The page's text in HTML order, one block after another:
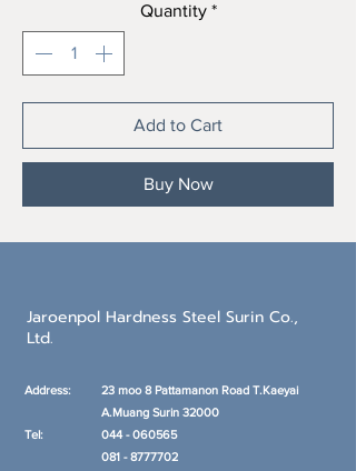
Quantity *
Add to Cart
Buy Now
Jaroenpol Hardness Steel Surin Co.,
Ltd.
Address:
Tel:
23 moo 8 Pattamanon Road T.Kaeyai
A.Muang Surin 32000
044 - 060565
081 - 8777702